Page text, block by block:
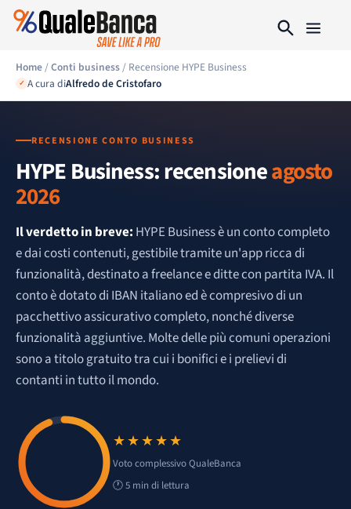
Home/Conti business/ Recensione HYPE Business
✓ A cura diAlfredo de Cristofaro
RECENSIONE CONTO BUSINESS
HYPE Business: recensioneagosto
2026
Il verdetto in breve: HYPE Business è un conto completo
e dai costi contenuti, gestibile tramite un'app ricca di
funzionalità, destinato a freelance e ditte con partita IVA. Il
conto è dotato di IBAN italiano ed è compresivo di un
pacchettivo assicurativo completo, nonché diverse
funzionalità aggiuntive. Molte delle più comuni operazioni
sono a titolo gratuito tra cui i bonifici e i prelievi di
contanti in tutto il mondo.
★★★★★
Voto 4.7 su 5
Voto complessivo QualeBanca
🕐 5 min di lettura